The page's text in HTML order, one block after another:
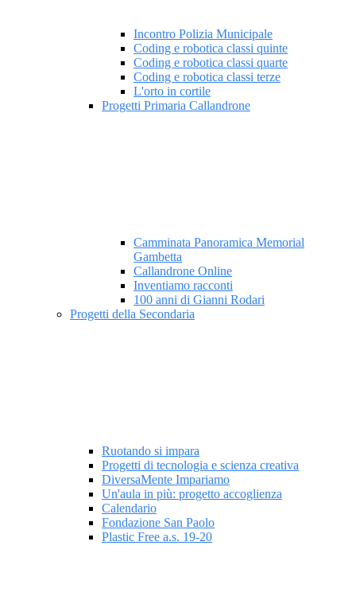
Incontro Polizia Municipale
Coding e robotica classi quinte
Coding e robotica classi quarte
Coding e robotica classi terze
L'orto in cortile
Progetti Primaria Callandrone
Camminata Panoramica Memorial
Gambetta
Callandrone Online
Inventiamo racconti
100 anni di Gianni Rodari
Progetti della Secondaria
Ruotando si impara
Progetti di tecnologia e scienza creativa
DiversaMente Impariamo
Un'aula in più: progetto accoglienza
Calendario
Fondazione San Paolo
Plastic Free a.s. 19-20